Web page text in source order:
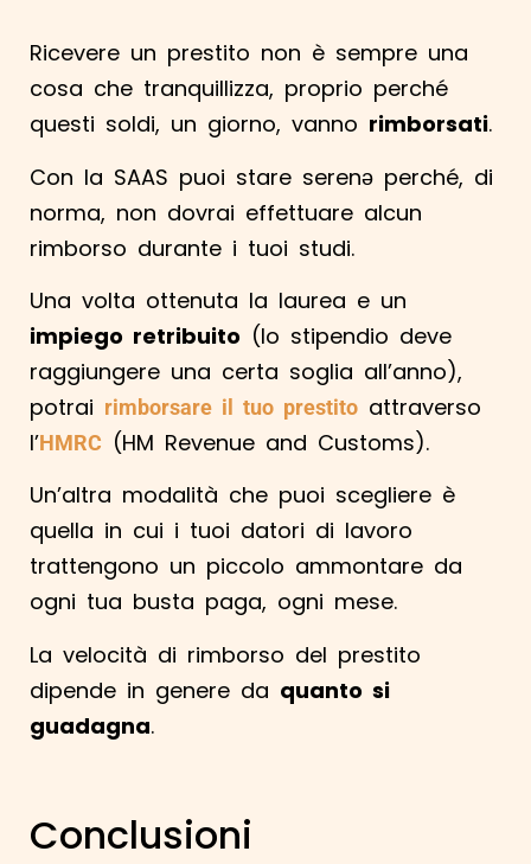
Ricevere un prestito non è sempre una
cosa che tranquillizza, proprio perché
questi soldi, un giorno, vanno rimborsati.
Con la SAAS puoi stare serenə perché, di
norma, non dovrai effettuare alcun
rimborso durante i tuoi studi.
Una volta ottenuta la laurea e un
impiego retribuito (lo stipendio deve
raggiungere una certa soglia all’anno),
potrai rimborsare il tuo prestito attraverso
l’HMRC (HM Revenue and Customs).
Un’altra modalità che puoi scegliere è
quella in cui i tuoi datori di lavoro
trattengono un piccolo ammontare da
ogni tua busta paga, ogni mese.
La velocità di rimborso del prestito
dipende in genere da quanto si
guadagna.
Conclusioni